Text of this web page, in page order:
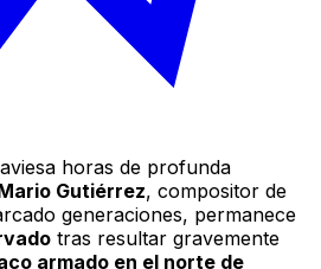
horas de profunda
Gutiérrez, compositor de
generaciones, permanece
tras resultar gravemente
armado en el norte de